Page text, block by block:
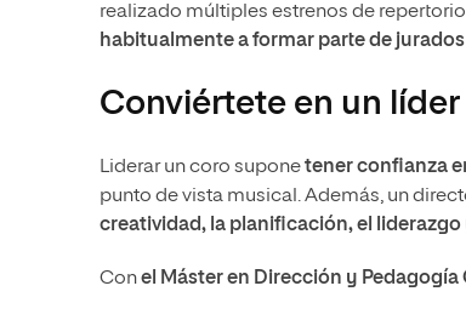
realizado múltiples estrenos de
habitualmente a formar parte de
Conviértete en un
Liderar un coro suponetener confianza
punto de vista musical. Además, un
creatividad, la planificación, el
Conel Máster en Dirección y Pedagogía